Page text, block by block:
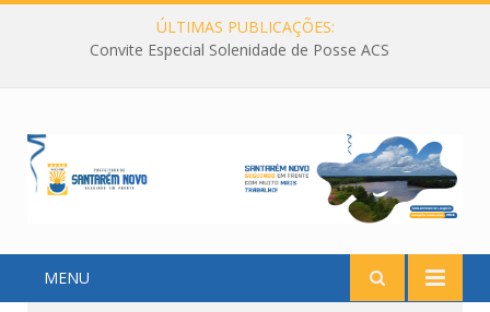
ÚLTIMAS PUBLICAÇÕES:
Convite Especial Solenidade de Posse ACS
MENU